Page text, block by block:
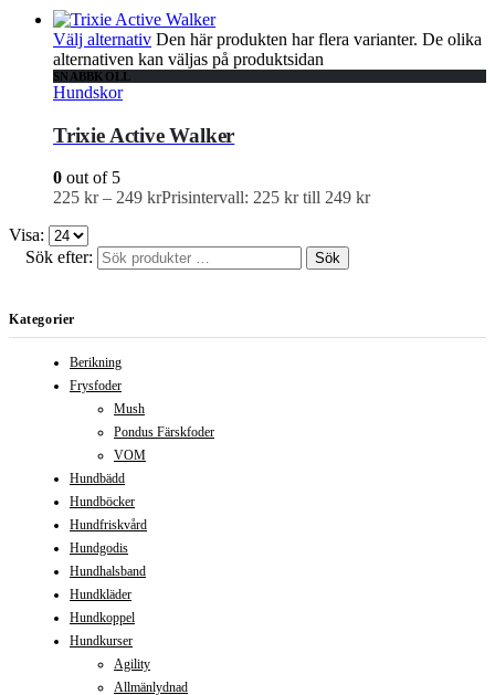
Välj alternativ Den här produkten har flera varianter. De olika
alternativen kan väljas på produktsidan
SNABBKOLL
Hundskor
Trixie Active Walker
0 out of 5
225 kr – 249 krPrisintervall: 225 kr till 249 kr
Visa:
Sök efter:
Sök
Kategorier
Berikning
Frysfoder
Mush
Pondus Färskfoder
VOM
Hundbädd
Hundböcker
Hundfriskvård
Hundgodis
Hundhalsband
Hundkläder
Hundkoppel
Hundkurser
Agility
Allmänlydnad